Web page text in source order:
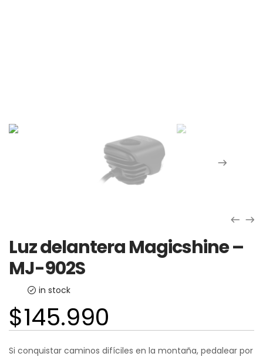
Luz delantera Magicshine –
MJ-902S
in stock
$145.990
Si conquistar caminos difíciles en la montaña, pedalear por